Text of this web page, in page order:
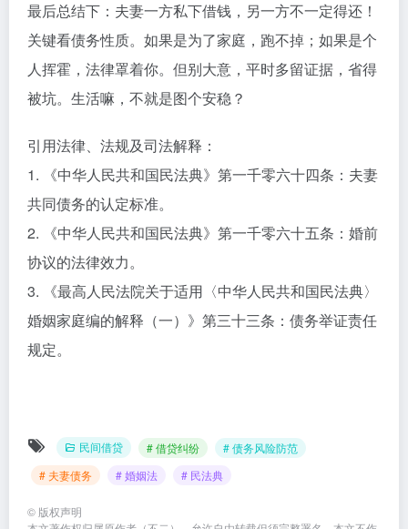
最后总结下：夫妻一方私下借钱，另一方不一定得还！
关键看债务性质。如果是为了家庭，跑不掉；如果是个
人挥霍，法律罩着你。但别大意，平时多留证据，省得
被坑。生活嘛，不就是图个安稳？
引用法律、法规及司法解释：
1. 《中华人民共和国民法典》第一千零六十四条：夫妻
共同债务的认定标准。
2. 《中华人民共和国民法典》第一千零六十五条：婚前
协议的法律效力。
3. 《最高人民法院关于适用〈中华人民共和国民法典〉
婚姻家庭编的解释（一）》第三十三条：债务举证责任
规定。
民间借贷 # 借贷纠纷
# 债务风险防范
# 夫妻债务
# 婚姻法 # 民法典
© 版权声明